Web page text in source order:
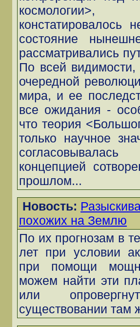
констатировалось
состояние
рассматривались
По всей
очередной
мира, и ее
все ожидания -
что теория
только научное
концепцией
прошлом...
Новость:
похожих на Землю
По их прогнозам в
лет при условии
при помощи
можем найти эти
или
существовании там